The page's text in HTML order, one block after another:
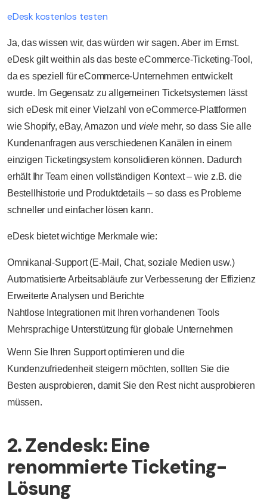
eDesk kostenlos testen
Ja, das wissen wir, das würden wir sagen. Aber im Ernst.
eDesk gilt weithin als das beste eCommerce-Ticketing-Tool,
da es speziell für eCommerce-Unternehmen entwickelt
wurde. Im Gegensatz zu allgemeinen Ticketsystemen lässt
sich eDesk mit einer Vielzahl von eCommerce-Plattformen
wie Shopify, eBay, Amazon und viele mehr, so dass Sie alle
Kundenanfragen aus verschiedenen Kanälen in einem
einzigen Ticketingsystem konsolidieren können. Dadurch
erhält Ihr Team einen vollständigen Kontext – wie z.B. die
Bestellhistorie und Produktdetails – so dass es Probleme
schneller und einfacher lösen kann.
eDesk bietet wichtige Merkmale wie:
Omnikanal-Support (E-Mail, Chat, soziale Medien usw.)
Automatisierte Arbeitsabläufe zur Verbesserung der Effizienz
Erweiterte Analysen und Berichte
Nahtlose Integrationen mit Ihren vorhandenen Tools
Mehrsprachige Unterstützung für globale Unternehmen
Wenn Sie Ihren Support optimieren und die
Kundenzufriedenheit steigern möchten, sollten Sie die
Besten ausprobieren, damit Sie den Rest nicht ausprobieren
müssen.
2. Zendesk: Eine
renommierte Ticketing-
Lösung